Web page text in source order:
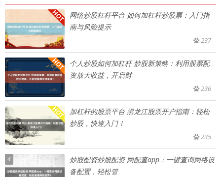
网络炒股杠杆平台 如何加杠杆炒股票：入门指
南与风险提示
237
个人炒股如何加杠杆 炒股新策略：利用股票配
资放大收益，开启财
236
加杠杆的股票平台 黑龙江股票开户指南：轻松
炒股，快速入门！
235
4
炒股配资炒股配资 网配查app：一键查询网络设
备配置，轻松管